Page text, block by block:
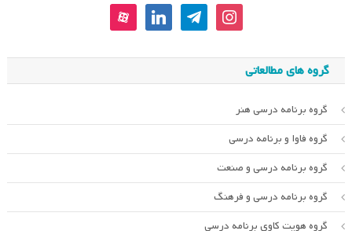
instagram
telegram
linkedin
aparat
گروه های مطالعاتی
گروه برنامه درسی هنر
گروه فاوا و برنامه درسی
گروه برنامه درسی و صنعت
گروه برنامه درسی و فرهنگ
گروه هویت کاوی برنامه درسی